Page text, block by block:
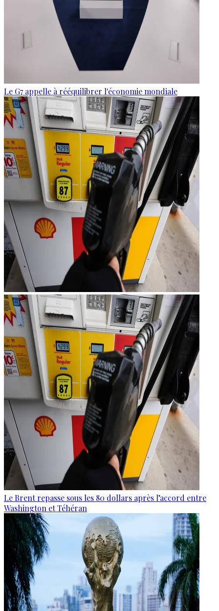
Le G7 appelle à rééquilibrer l'économie mondiale
Le Brent repasse sous les 80 dollars après l’accord entre
Washington et Téhéran